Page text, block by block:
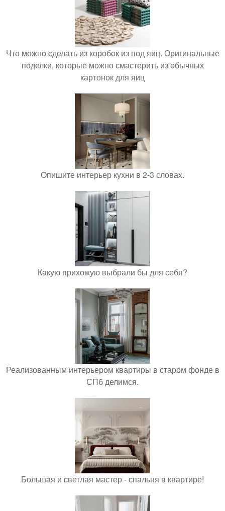
Что можно сделать из коробок из под яиц. Оригинальные
поделки, которые можно смастерить из обычных
картонок для яиц
Опишите интерьер кухни в 2-3 словах.
Какую прихожую выбрали бы для себя?
Реализованным интерьером квартиры в старом фонде в
СПб делимся.
Большая и светлая мастер - спальня в квартире!